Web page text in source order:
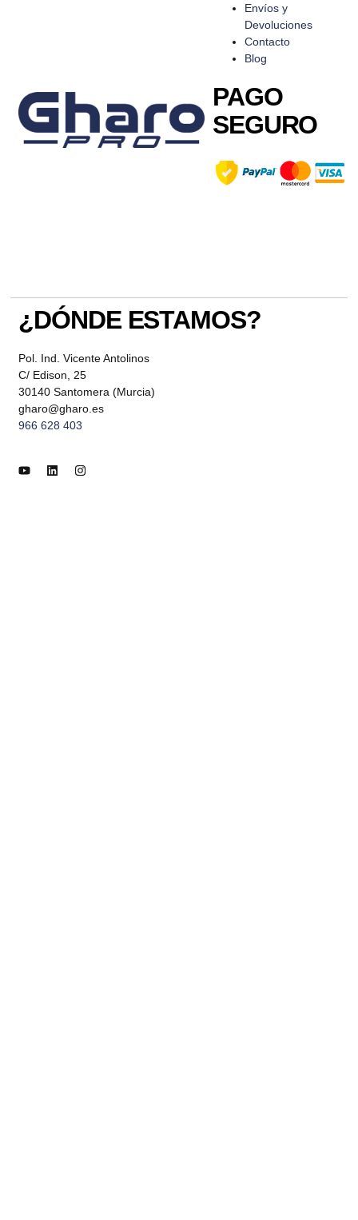
Envíos y
Devoluciones
Contacto
Blog
PAGO
SEGURO
¿DÓNDE ESTAMOS?
Pol. Ind. Vicente Antolinos
C/ Edison, 25
30140 Santomera (Murcia)
gharo@gharo.es
966 628 403